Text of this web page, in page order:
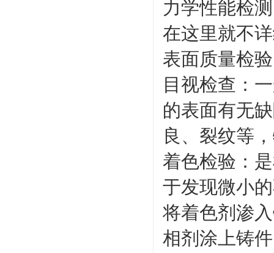
力学性能检
在这里就不
表面质量检
目视检查：
的表面有无
良、裂纹等
着色检验：
于发现微小
将着色剂渗
相剂涂上铸